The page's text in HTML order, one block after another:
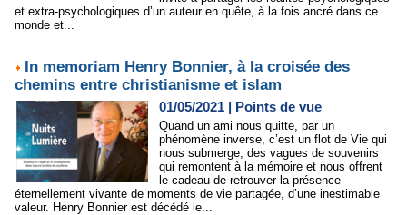
et extra-psychologiques d’un auteur en quête, à la fois ancré dans ce
monde et...
In memoriam Henry Bonnier, à la croisée des
chemins entre christianisme et islam
01/05/2021 | Points de vue
Quand un ami nous quitte, par un
phénomène inverse, c’est un flot de Vie qui
nous submerge, des vagues de souvenirs
qui remontent à la mémoire et nous offrent
le cadeau de retrouver la présence
éternellement vivante de moments de vie partagée, d’une inestimable
valeur. Henry Bonnier est décédé le...